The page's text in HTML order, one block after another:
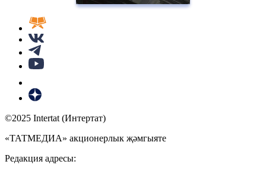
©2025 Intertat (Интертат)
«ТАТМЕДИА» акционерлык җәмгыяте
Редакция адресы: